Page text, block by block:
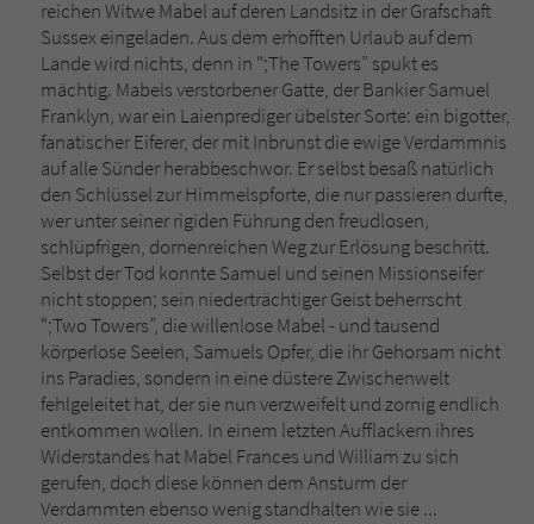
reichen Witwe Mabel auf deren Landsitz in der Grafschaft
Sussex eingeladen. Aus dem erhofften Urlaub auf dem
Lande wird nichts, denn in ";The Towers” spukt es
mächtig. Mabels verstorbener Gatte, der Bankier Samuel
Franklyn, war ein Laienprediger übelster Sorte: ein bigotter,
fanatischer Eiferer, der mit Inbrunst die ewige Verdammnis
auf alle Sünder herabbeschwor. Er selbst besaß natürlich
den Schlüssel zur Himmelspforte, die nur passieren durfte,
wer unter seiner rigiden Führung den freudlosen,
schlüpfrigen, dornenreichen Weg zur Erlösung beschritt.
Selbst der Tod konnte Samuel und seinen Missionseifer
nicht stoppen; sein niederträchtiger Geist beherrscht
";Two Towers”, die willenlose Mabel - und tausend
körperlose Seelen, Samuels Opfer, die ihr Gehorsam nicht
ins Paradies, sondern in eine düstere Zwischenwelt
fehlgeleitet hat, der sie nun verzweifelt und zornig endlich
entkommen wollen. In einem letzten Aufflackern ihres
Widerstandes hat Mabel Frances und William zu sich
gerufen, doch diese können dem Ansturm der
Verdammten ebenso wenig standhalten wie sie ...
Sicherheitscode des Kontaktformulars zu
überprüfen.